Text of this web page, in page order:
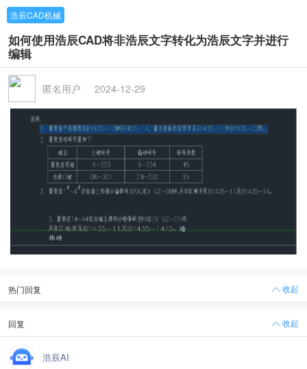
浩辰CAD机械
如何使用浩辰CAD将非浩辰文字转化为浩辰文字并进行
编辑
匿名用户 2024-12-29
热门回复 收起
回复 收起
浩辰AI